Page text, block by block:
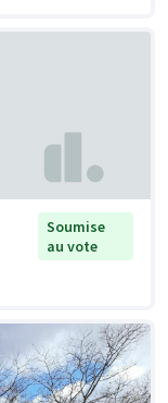
Soumise
au vote